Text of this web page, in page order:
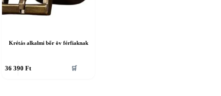
Krétás alkalmi bőr öv férfiaknak
36 390 Ft 🛒